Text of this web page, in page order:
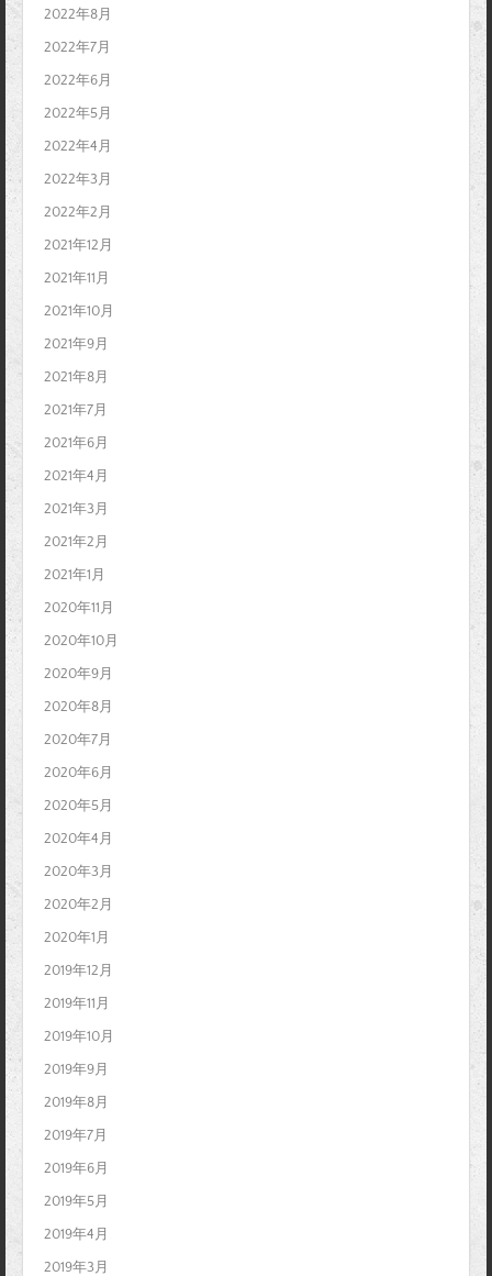
2022年8月
2022年7月
2022年6月
2022年5月
2022年4月
2022年3月
2022年2月
2021年12月
2021年11月
2021年10月
2021年9月
2021年8月
2021年7月
2021年6月
2021年4月
2021年3月
2021年2月
2021年1月
2020年11月
2020年10月
2020年9月
2020年8月
2020年7月
2020年6月
2020年5月
2020年4月
2020年3月
2020年2月
2020年1月
2019年12月
2019年11月
2019年10月
2019年9月
2019年8月
2019年7月
2019年6月
2019年5月
2019年4月
2019年3月